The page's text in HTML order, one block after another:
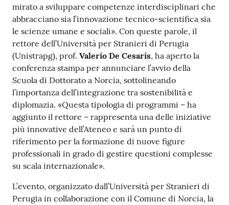
Seguici
su
mirato a sviluppare competenze interdisciplinari che
abbracciano sia l’innovazione tecnico-scientifica sia
le scienze umane e sociali». Con queste parole, il
rettore dell’Università per Stranieri di Perugia
(Unistrapg), prof. Valerio De Cesaris, ha aperto la
conferenza stampa per annunciare l’avvio della
Scuola di Dottorato a Norcia, sottolineando
l’importanza dell’integrazione tra sostenibilità e
diplomazia. «Questa tipologia di programmi – ha
aggiunto il rettore – rappresenta una delle iniziative
più innovative dell’Ateneo e sarà un punto di
riferimento per la formazione di nuove figure
professionali in grado di gestire questioni complesse
su scala internazionale».
L’evento, organizzato dall’Università per Stranieri di
Perugia in collaborazione con il Comune di Norcia, la